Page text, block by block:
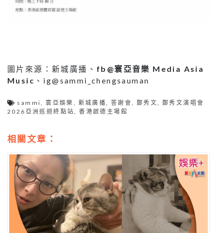
圖片來源：新城廣播、 fb@寰亞音樂 Media Asia
Music 、ig@sammi_chengsauman
sammi,寰亞娛樂 , 新城廣播,答謝會,鄭秀文,鄭秀文演唱會
2026亞洲巡迴終點站,香港啟德主場館
相關文章：